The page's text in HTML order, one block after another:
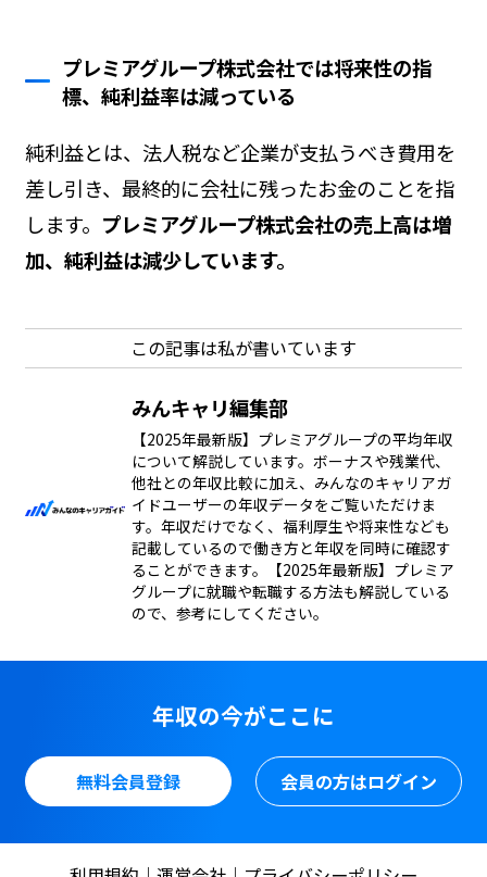
プレミアグループ株式会社では将来性の指
標、純利益率は減っている
純利益とは、法人税など企業が支払うべき費用を
差し引き、最終的に会社に残ったお金のことを指
します。 プレミアグループ株式会社の売上高は増
加、純利益は減少しています。
この記事は私が書いています
みんキャリ編集部
【2025年最新版】プレミアグループの平均年収
について解説しています。ボーナスや残業代、
他社との年収比較に加え、みんなのキャリアガ
イドユーザーの年収データをご覧いただけま
す。年収だけでなく、福利厚生や将来性なども
記載しているので働き方と年収を同時に確認す
ることができます。【2025年最新版】プレミア
グループに就職や転職する方法も解説している
ので、参考にしてください。
年収の今がここに
無料会員登録 会員の方はログイン